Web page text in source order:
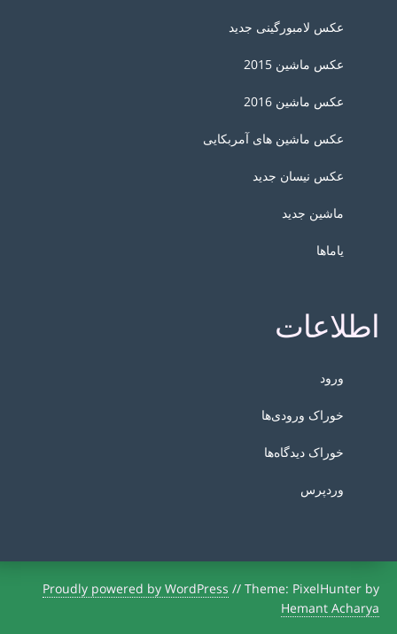
عکس لامبورگینی جدید
عکس ماشین 2015
عکس ماشین 2016
عکس ماشین های آمربکایی
عکس نیسان جدید
ماشین جدید
یاماها
اطلاعات
ورود
خوراک ورودی‌ها
خوراک دیدگاه‌ها
وردپرس
Proudly powered by WordPress // Theme: PixelHunter by
Hemant Acharya